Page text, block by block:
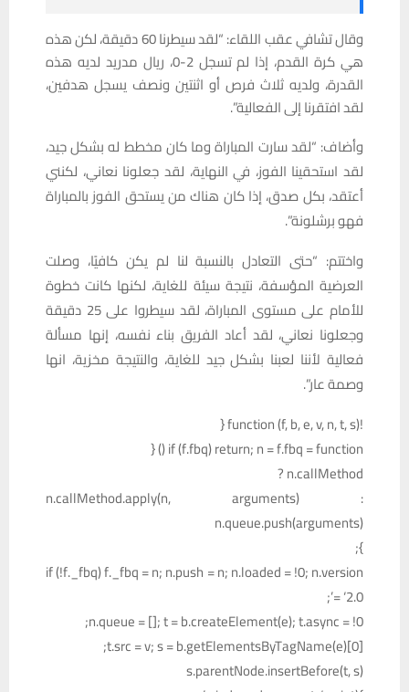
وقال تشافي عقب اللقاء: “لقد سيطرنا 60 دقيقة، لكن هذه
هي كرة القدم، إذا لم تسجل 2-0، ريال مدريد لديه هذه
القدرة، ولديه ثلاث فرص أو اثنتين ونصف يسجل هدفين،
لقد افتقرنا إلى الفعالية”.
وأضاف: “لقد سارت المباراة وما كان مخطط له بشكل جيد،
لقد استحقينا الفوز، في النهاية، لقد جعلونا نعاني، لكنني
أعتقد، بكل صدق، إذا كان هناك من يستحق الفوز بالمباراة
فهو برشلونة”.
واختتم: “حتى التعادل بالنسبة لنا لم يكن كافيًا، وصلت
العرضية المؤسفة، نتيجة سيئة للغاية، لكنها كانت خطوة
للأمام على مستوى المباراة، لقد سيطروا على 25 دقيقة
وجعلونا نعاني، لقد أعاد الفريق بناء نفسه، إنها مسألة
فعالية لأننا لعبنا بشكل جيد للغاية، والنتيجة مخزية، انها
وصمة عار”.
!function (f, b, e, v, n, t, s) {
if (f.fbq) return; n = f.fbq = function () {
n.callMethod ?
n.callMethod.apply(n, arguments) :
n.queue.push(arguments)
};
if (!f._fbq) f._fbq = n; n.push = n; n.loaded = !0; n.version
= ‘2.0’;
n.queue = []; t = b.createElement(e); t.async = !0;
t.src = v; s = b.getElementsByTagName(e)[0];
s.parentNode.insertBefore(t, s)